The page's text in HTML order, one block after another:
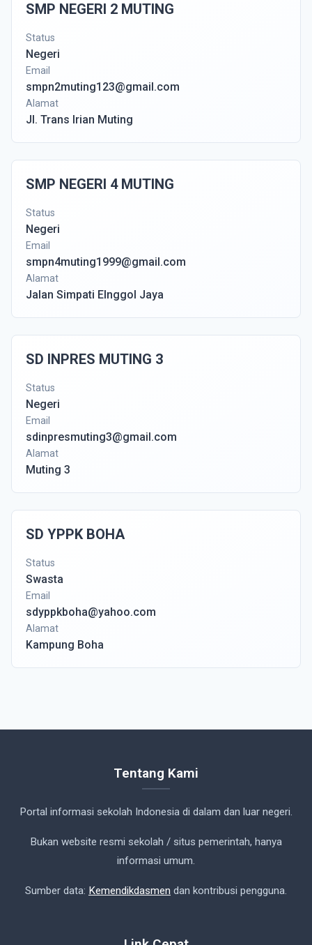
SMP NEGERI 2 MUTING
Status
Negeri
Email
smpn2muting123@gmail.com
Alamat
Jl. Trans Irian Muting
SMP NEGERI 4 MUTING
Status
Negeri
Email
smpn4muting1999@gmail.com
Alamat
Jalan Simpati Elnggol Jaya
SD INPRES MUTING 3
Status
Negeri
Email
sdinpresmuting3@gmail.com
Alamat
Muting 3
SD YPPK BOHA
Status
Swasta
Email
sdyppkboha@yahoo.com
Alamat
Kampung Boha
Tentang Kami
Portal informasi sekolah Indonesia di dalam dan luar negeri.
Bukan website resmi sekolah / situs pemerintah, hanya
informasi umum.
Sumber data: Kemendikdasmen dan kontribusi pengguna.